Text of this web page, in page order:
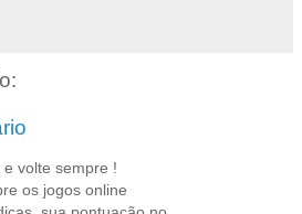
volte sempre !
os jogos online